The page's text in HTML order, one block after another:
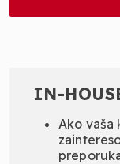
IN-
Ako vaša